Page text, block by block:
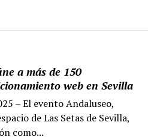
a más de 150
web en Sevilla
– El evento Andaluseo,
de Las Setas de Sevilla,
como...